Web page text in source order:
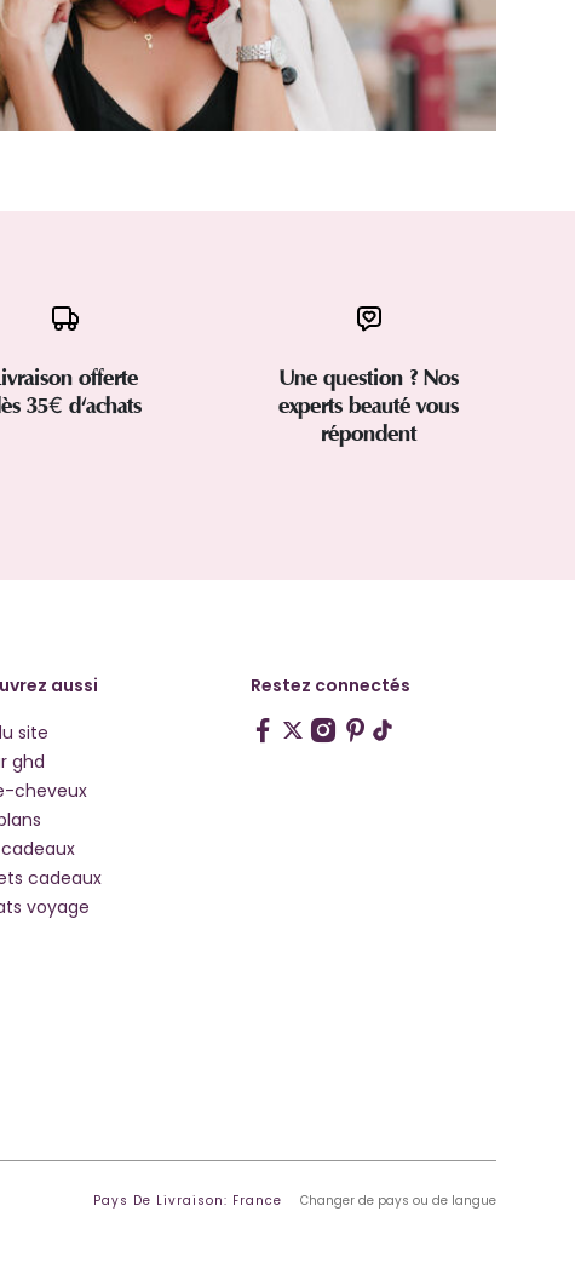
offerte
35€ d'achats
Une question ? Nos
experts beauté vous
répondent
aussi
site
ghd
cheveux
cadeaux
voyage
Restez connectés
Pays De Livraison: France Changer de pays ou de langue